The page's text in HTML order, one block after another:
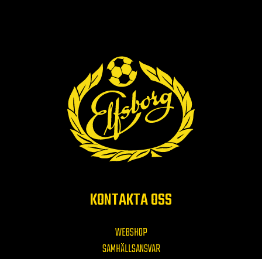
KONTAKTA OSS
WEBSHOP
SAMHÄLLSANSVAR